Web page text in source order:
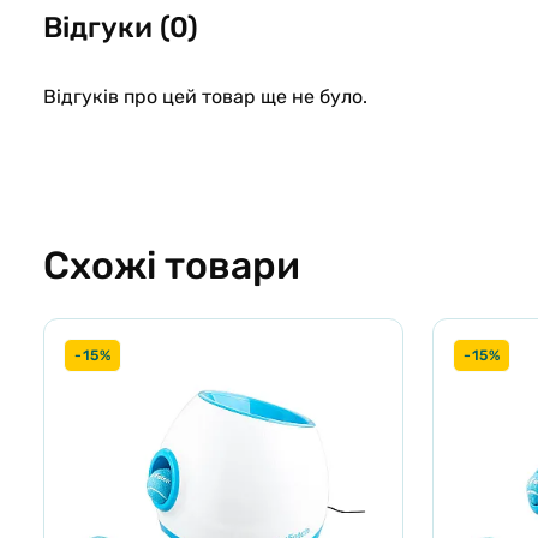
Відгуки (0)
Відгуків про цей товар ще не було.
Схожі товари
-15% -15%